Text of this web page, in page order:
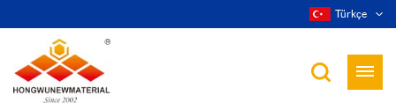
Türkçe